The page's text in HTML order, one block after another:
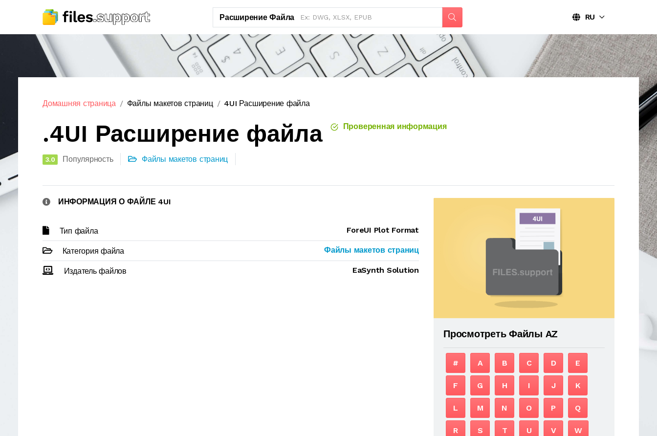
Расширение Файла RU
Домашняя страница Файлы макетов страниц 4UI Расширение файла
.4UI Расширение файла Проверенная информация
3.0 Популярность Файлы макетов страниц
ИНФОРМАЦИЯ О ФАЙЛЕ 4UI
Тип файла ForeUI Plot Format
Категория файла Файлы макетов страниц
Издатель файлов EaSynth Solution
Просмотреть Файлы AZ
# A B C D E
F G H I J K
L M N O P Q
R S T U V W